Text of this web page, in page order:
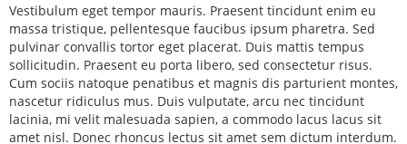
Vestibulum eget tempor mauris. Praesent tincidunt enim eu
massa tristique, pellentesque faucibus ipsum pharetra. Sed
pulvinar convallis tortor eget placerat. Duis mattis tempus
sollicitudin. Praesent eu porta libero, sed consectetur risus.
Cum sociis natoque penatibus et magnis dis parturient montes,
nascetur ridiculus mus. Duis vulputate, arcu nec tincidunt
lacinia, mi velit malesuada sapien, a commodo lacus lacus sit
amet nisl. Donec rhoncus lectus sit amet sem dictum interdum.